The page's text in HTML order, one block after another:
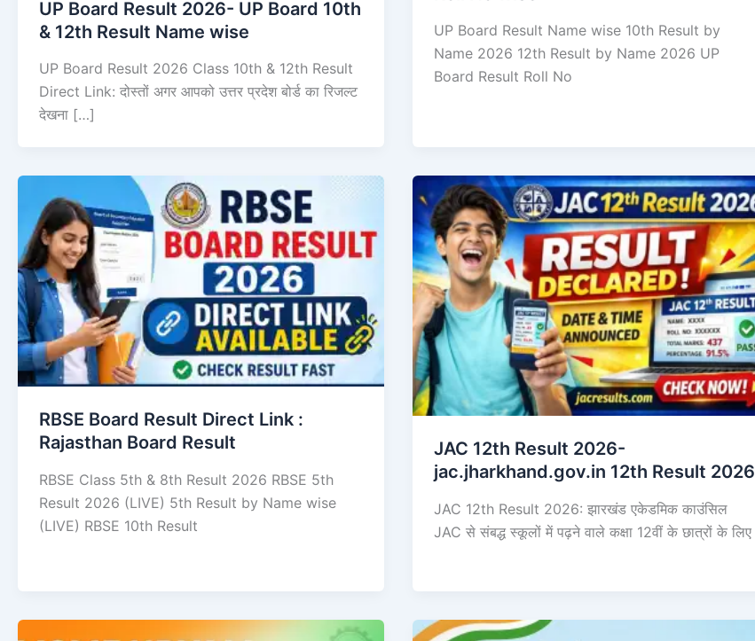
UP Board Result 2026- UP Board 10th
& 12th Result Name wise
UP Board Result 2026 Class 10th & 12th Result
Direct Link: दोस्तों अगर आपको उत्तर प्रदेश बोर्ड का रिजल्ट
देखना […]
UP Board Result Name wise 10th Result by
Name 2026 12th Result by Name 2026 UP
Board Result Roll No
RBSE Board Result Direct Link : ​
Rajasthan Board Result
RBSE Class 5th & 8th Result 2026 RBSE 5th
Result 2026 (LIVE) 5th Result by Name wise
(LIVE) RBSE 10th Result
JAC 12th Result 2026-
jac.jharkhand.gov.in 12th Result 2026
JAC 12th Result 2026: झारखंड एकेडमिक काउंसिल
JAC से संबद्ध स्कूलों में पढ़ने वाले कक्षा 12वीं के छात्रों के लिए